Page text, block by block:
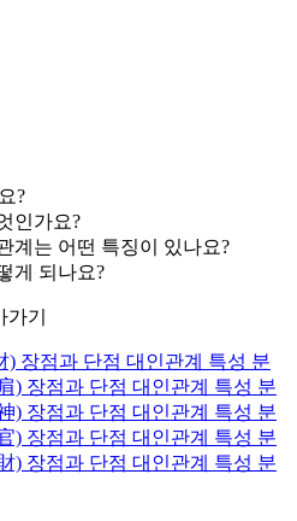
?
인가요?
계는 어떤 특징이 있나요?
게 되나요?
가기
) 장점과 단점 대인관계 특성 분
) 장점과 단점 대인관계 특성 분
) 장점과 단점 대인관계 특성 분
) 장점과 단점 대인관계 특성 분
) 장점과 단점 대인관계 특성 분